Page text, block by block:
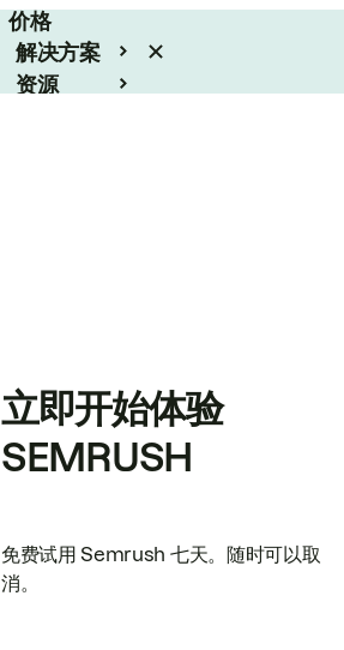
价格
解决方案
资源
立即开始体验
SEMRUSH
免费试用 Semrush 七天。随时可以取
消。